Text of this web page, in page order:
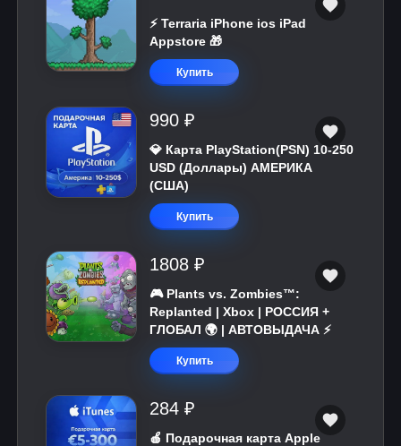
⚡️ Terraria iPhone ios iPad
Appstore 🎁
Купить
990 ₽
💎 Карта PlayStation(PSN) 10-250
USD (Доллары) АМЕРИКА
(США)
Купить
1808 ₽
🎮 Plants vs. Zombies™:
Replanted | Xbox | РОССИЯ +
ГЛОБАЛ 🌍 | АВТОВЫДАЧА ⚡
Купить
284 ₽
🍎 Подарочная карта Apple